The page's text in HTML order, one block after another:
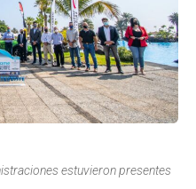
estuvieron presentes